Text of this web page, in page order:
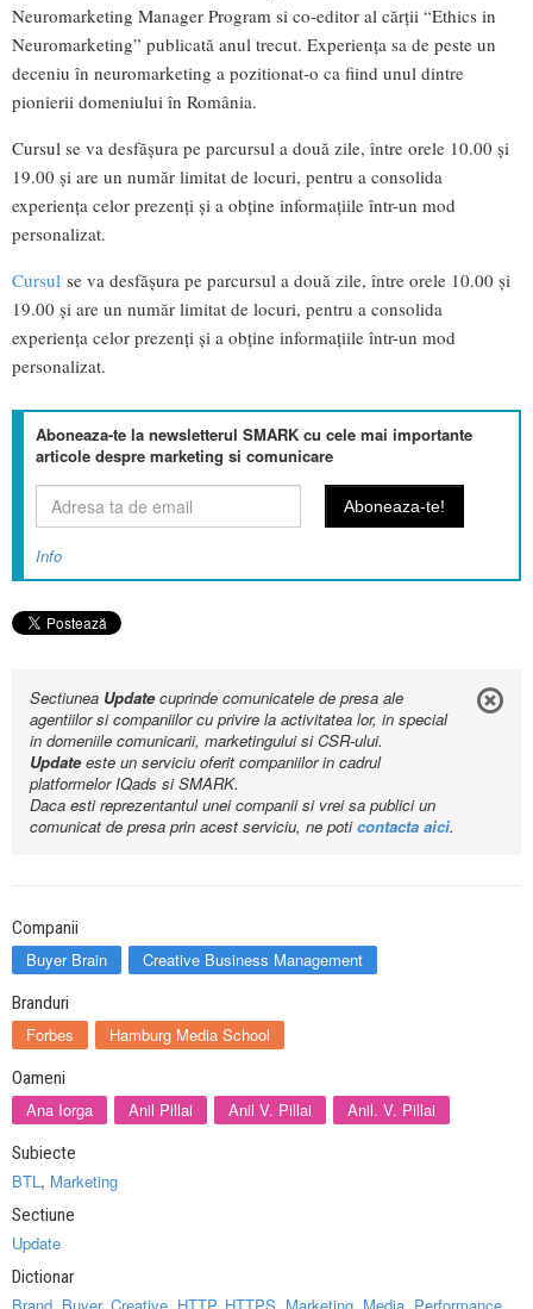
Neuromarketing Manager Program si co-editor al cărții “Ethics in
Neuromarketing” publicată anul trecut. Experiența sa de peste un
deceniu în neuromarketing a pozitionat-o ca fiind unul dintre
pionierii domeniului în România.
Cursul se va desfășura pe parcursul a două zile, între orele 10.00 și
19.00 și are un număr limitat de locuri, pentru a consolida
experiența celor prezenți și a obține informațiile într-un mod
personalizat.
Cursul se va desfășura pe parcursul a două zile, între orele 10.00 și
19.00 și are un număr limitat de locuri, pentru a consolida
experiența celor prezenți și a obține informațiile într-un mod
personalizat.
Aboneaza-te la newsletterul SMARK cu cele mai importante
articole despre marketing si comunicare
Info
Sectiunea Updatecuprinde comunicatele de presa ale
agentiilor si companiilor cu privire la activitatea lor, in special
in domeniile comunicarii, marketingului si CSR-ului.
Updateeste un serviciu oferit companiilor in cadrul
platformelor IQads si SMARK.
Daca esti reprezentantul unei companii si vrei sa publici un
comunicat de presa prin acest serviciu, ne poticontacta aici.
Companii
Buyer Brain Creative Business Management
Branduri
Forbes Hamburg Media School
Oameni
Ana Iorga Anil Pillai Anil V. Pillai Anil. V. Pillai
Subiecte
BTL , Marketing
Sectiune
Update
Dictionar